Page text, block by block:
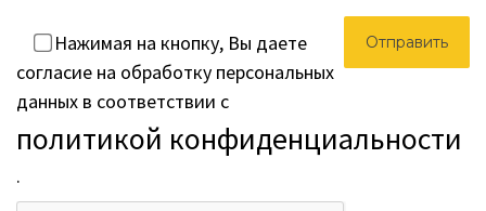
Нажимая на кнопку, Вы даете
согласие на обработку персональных
данных в соответствии с
политикой конфиденциальности
.